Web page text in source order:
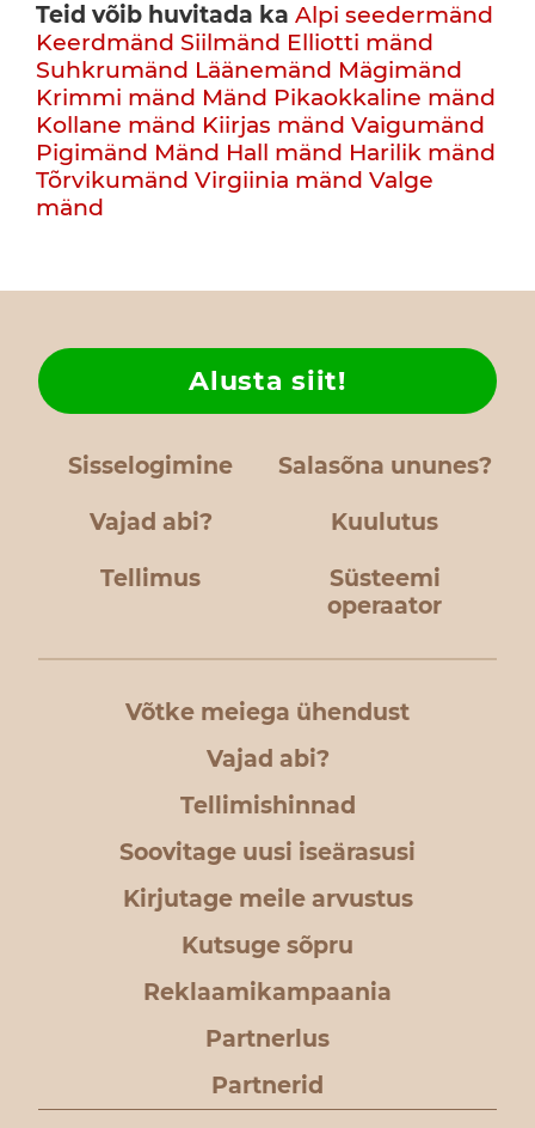
Teid võib huvitada ka Alpi seedermänd
Keerdmänd Siilmänd Elliotti mänd
Suhkrumänd Läänemänd Mägimänd
Krimmi mänd Mänd Pikaokkaline mänd
Kollane mänd Kiirjas mänd Vaigumänd
Pigimänd Mänd Hall mänd Harilik mänd
Tõrvikumänd Virgiinia mänd Valge
mänd
Sisselogimine Salasõna ununes?
Vajad abi?
Alusta siit!
Kuulutus
Tellimus
Süsteemi
operaator
Võtke meiega ühendust
Vajad abi?
Tellimishinnad
Soovitage uusi iseärasusi
Kirjutage meile arvustus
Kutsuge sõpru
Reklaamikampaania
Partnerlus
Partnerid